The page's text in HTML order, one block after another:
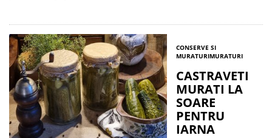
CONSERVE SI
MURATURIMURATURI
CASTRAVETI
MURATI LA
SOARE
PENTRU
IARNA